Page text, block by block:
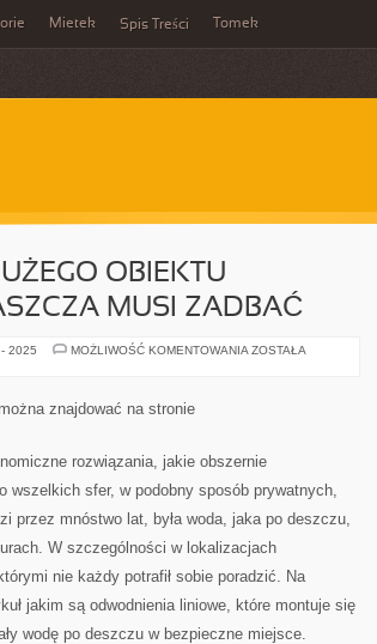
Mietek Spis Treści Tomek
OBIEKTU
MUSI ZADBAĆ
2025 MOŻLIWOŚĆ KOMENTOWANIA KAŻDY
ZOSTAŁA
znajdować na stronie
rozwiązania, jakie obszernie
sfer, w podobny sposób prywatnych,
przez mnóstwo lat, była woda, jaka po deszczu,
W szczególności w lokalizacjach
nie każdy potrafił sobie poradzić. Na
jakim są odwodnienia liniowe, które montuje się
wodę po deszczu w bezpieczne miejsce.